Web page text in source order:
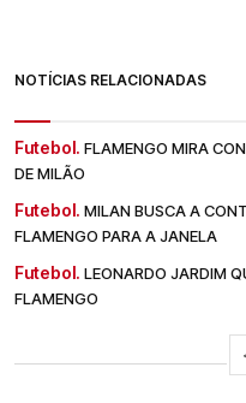
NOTÍCIAS RELACIONADAS
Futebol. FLAMENGO MIRA
DE MILÃO
Futebol. MILAN BUSCA A
FLAMENGO PARA A JANELA
Futebol. LEONARDO JARDIM
FLAMENGO